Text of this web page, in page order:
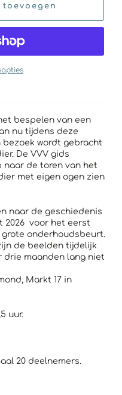
toevoegen
bespelen van een
nu tijdens deze
wordt gebracht
De VVV gids
naar de toren van het
met eigen ogen zien
naar de geschiedenis
2026 voor het eerst
grote onderhoudsbeurt.
de beelden tijdelijk
drie maanden lang niet
Markt 17 in
uur.
20 deelnemers.